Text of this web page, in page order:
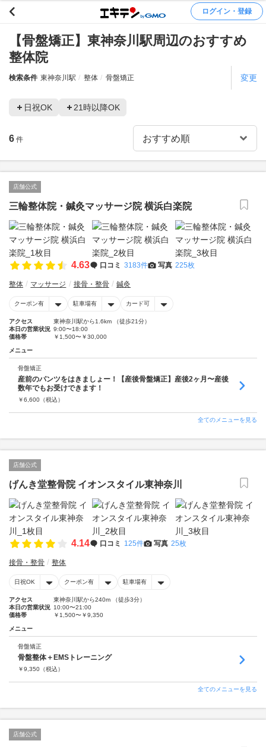
ログイン・登録
【骨盤矯正】東神奈川駅周辺のおすすめ
整体院
検索条件 東神奈川駅 整体 骨盤矯正 変更
日祝OK 21時以降OK
6 件
店舗公式
三輪整体院・鍼灸マッサージ院 横浜白楽院
4.63 口コミ 3183件 写真 225枚
整体 マッサージ 接骨・整骨 鍼灸
クーポン有 駐車場有 カード可
アクセス
東神奈川駅から1.6km （徒歩21分）
本日の営業状況 9:00〜18:00
価格帯
￥1,500〜￥30,000
メニュー
骨盤矯正
産前のパンツをはきましょー！【産後骨盤矯正】産後2ヶ月〜産後
数年でもお受けできます！
￥6,600 （税込）
全てのメニューを見る
店舗公式
げんき堂整骨院 イオンスタイル東神奈川
4.14 口コミ 125件 写真 25枚
接骨・整骨 整体
日祝OK クーポン有 駐車場有
アクセス
東神奈川駅から240m （徒歩3分）
本日の営業状況 10:00〜21:00
価格帯
￥1,500〜￥9,350
メニュー
骨盤矯正
骨盤整体＋EMSトレーニング
￥9,350 （税込）
全てのメニューを見る
店舗公式